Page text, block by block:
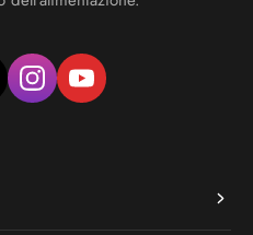
instagramyoutube